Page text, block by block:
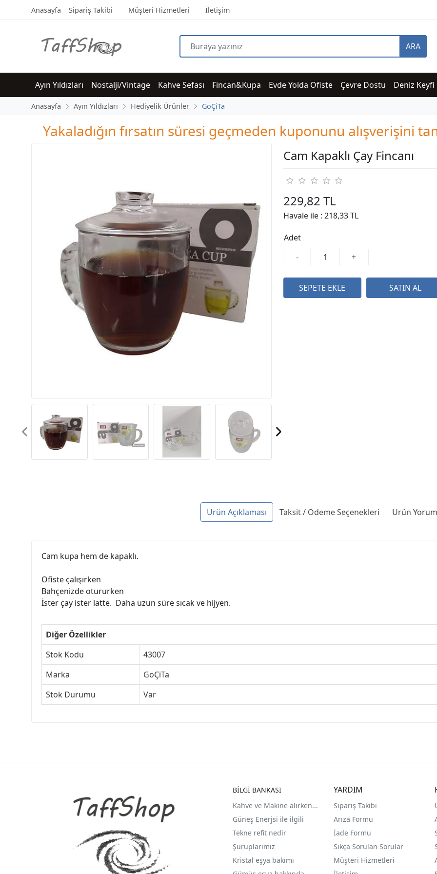
Anasayfa Sipariş Takibi Müşteri Hizmetleri İletişim
ARA
Ayın Yıldızları Nostalji/Vintage Kahve Sefası Fincan&Kupa Evde Yolda Ofiste Çevre Dostu Deniz Keyfi
Anasayfa Ayın Yıldızları Hediyelik Ürünler GoÇiTa
Yakaladığın fırsatın süresi geçmeden kuponunu alışverişini
Cam Kapaklı Çay Fincanı
229,82 TL
Havale ile : 218,33 TL
Adet
-
+
Ürün Açıklaması Taksit / Ödeme Seçenekleri Ürün
Cam kupa hem de kapaklı.
Ofiste çalışırken
Bahçenizde otururken
İster çay ister latte. Daha uzun süre sıcak ve hijyen.
Diğer Özellikler
Stok Kodu
43007
Marka
GoÇiTa
Stok Durumu
Var
BİLGİ BANKASI
Kahve ve Makine alırken...
Güneş Enerjsi ile ilgili
Tekne refit nedir
Şuruplarımız
Kristal eşya bakımı
YARDIM
Sipariş Takibi
Arıza Formu
İade Formu
Sıkça Sorulan Sorular
Müşteri Hizmetleri